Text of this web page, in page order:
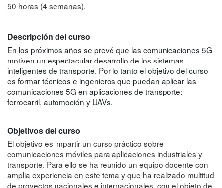
50 horas (4 semanas).
Descripción del curso
En los próximos años se prevé que las comunicaciones 5G
motiven un espectacular desarrollo de los sistemas
inteligentes de transporte. Por lo tanto el objetivo del curso
es formar técnicos e ingenieros que puedan aplicar las
comunicaciones 5G en aplicaciones de transporte:
ferrocarril, automoción y UAVs.
Objetivos del curso
El objetivo es impartir un curso práctico sobre
comunicaciones móviles para aplicaciones industriales y
transporte. Para ello se ha reunido un equipo docente con
amplia experiencia en este tema y que ha realizado multitud
de proyectos nacionales e internacionales, con el objeto de